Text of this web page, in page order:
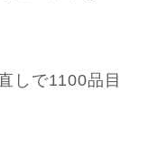
しで1100品目